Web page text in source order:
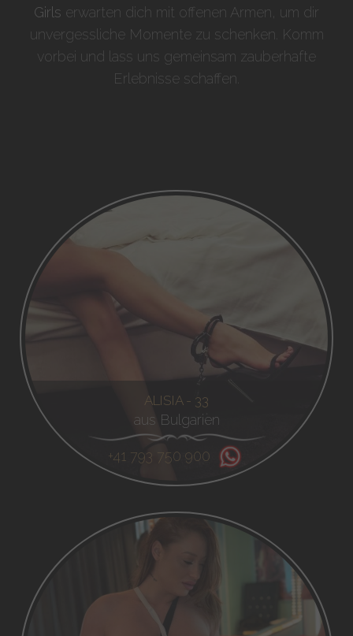
Girls erwarten dich mit offenen Armen, um dir
unvergessliche Momente zu schenken. Komm
vorbei und lass uns gemeinsam zauberhafte
Erlebnisse schaffen.
ALISIA - 33
aus Bulgarien
+41 793 750 900